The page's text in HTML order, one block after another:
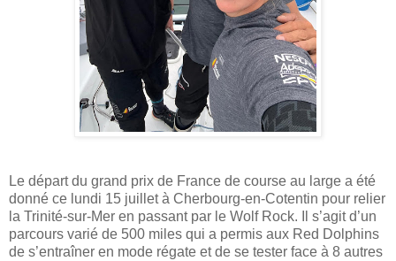
Le départ du grand prix de France de course au large a été
donné ce lundi 15 juillet à Cherbourg-en-Cotentin pour relier
la Trinité-sur-Mer en passant par le Wolf Rock. Il s’agit d’un
parcours varié de 500 miles qui a permis aux Red Dolphins
de s’entraîner en mode régate et de se tester face à 8 autres